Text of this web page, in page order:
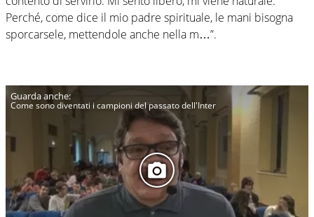
Perché, come dice il mio padre spirituale, le mani bisogna
sporcarsele, mettendole anche nella m…”.
Come sono diventati i campioni del passato dell'Inter